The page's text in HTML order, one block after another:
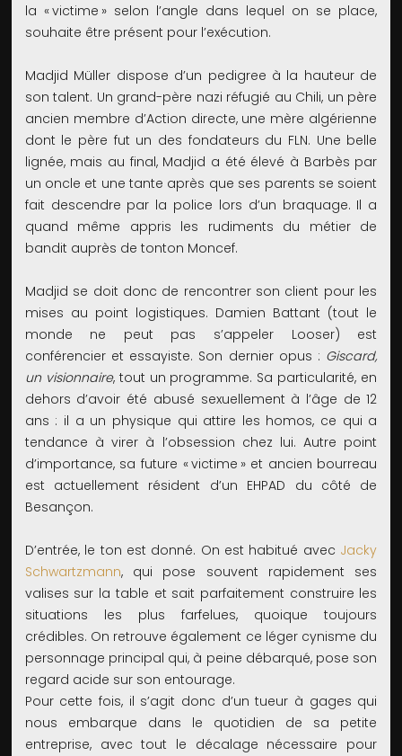
la « victime » selon l’angle dans lequel on se place,
souhaite être présent pour l’exécution.
Madjid Müller dispose d’un pedigree à la hauteur de
son talent. Un grand-père nazi réfugié au Chili, un père
ancien membre d’Action directe, une mère algérienne
dont le père fut un des fondateurs du FLN. Une belle
lignée, mais au final, Madjid a été élevé à Barbès par
un oncle et une tante après que ses parents se soient
fait descendre par la police lors d’un braquage. Il a
quand même appris les rudiments du métier de
bandit auprès de tonton Moncef.
Madjid se doit donc de rencontrer son client pour les
mises au point logistiques. Damien Battant (tout le
monde ne peut pas s’appeler Looser) est
conférencier et essayiste. Son dernier opus : Giscard,
un visionnaire, tout un programme. Sa particularité, en
dehors d’avoir été abusé sexuellement à l’âge de 12
ans : il a un physique qui attire les homos, ce qui a
tendance à virer à l’obsession chez lui. Autre point
d’importance, sa future « victime » et ancien bourreau
est actuellement résident d’un EHPAD du côté de
Besançon.
D’entrée, le ton est donné. On est habitué avec Jacky
Schwartzmann, qui pose souvent rapidement ses
valises sur la table et sait parfaitement construire les
situations les plus farfelues, quoique toujours
crédibles. On retrouve également ce léger cynisme du
personnage principal qui, à peine débarqué, pose son
regard acide sur son entourage.
Pour cette fois, il s’agit donc d’un tueur à gages qui
nous embarque dans le quotidien de sa petite
entreprise, avec tout le décalage nécessaire pour